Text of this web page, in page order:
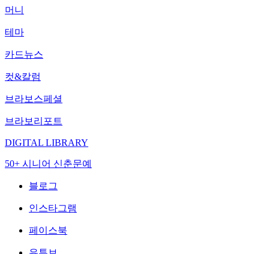
머니
테마
카드뉴스
컷&칼럼
브라보스페셜
브라보리포트
DIGITAL LIBRARY
50+ 시니어 신춘문예
블로그
인스타그램
페이스북